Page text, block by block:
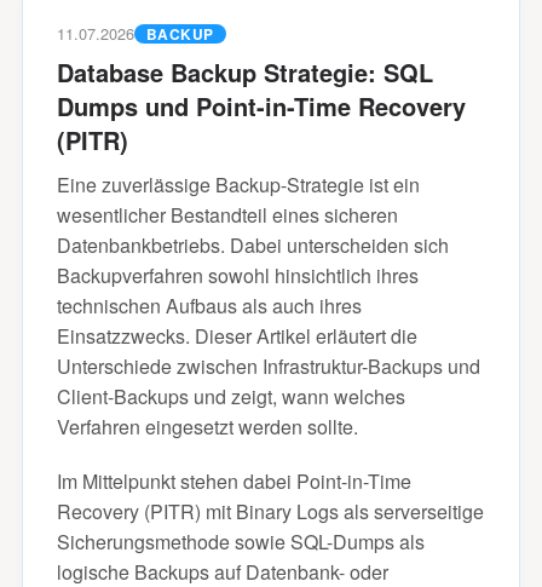
11.07.2026 BACKUP
Database Backup Strategie: SQL
Dumps und Point-in-Time Recovery
(PITR)
Eine zuverlässige Backup-Strategie ist ein
wesentlicher Bestandteil eines sicheren
Datenbankbetriebs. Dabei unterscheiden sich
Backupverfahren sowohl hinsichtlich ihres
technischen Aufbaus als auch ihres
Einsatzzwecks. Dieser Artikel erläutert die
Unterschiede zwischen Infrastruktur-Backups und
Client-Backups und zeigt, wann welches
Verfahren eingesetzt werden sollte.
Im Mittelpunkt stehen dabei Point-in-Time
Recovery (PITR) mit Binary Logs als serverseitige
Sicherungsmethode sowie SQL-Dumps als
logische Backups auf Datenbank- oder